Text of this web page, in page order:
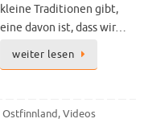
kleine Traditionen gibt,
eine davon ist, dass wir…
weiter lesen
Ostfinnland,Videos